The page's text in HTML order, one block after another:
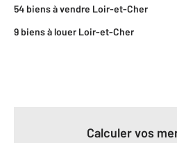
54 biens à vendre Loir-et-Cher
9 biens à louer Loir-et-Cher
Calculer vos